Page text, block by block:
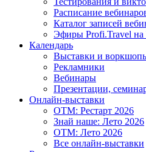
Расписание
Каталог записей
Эфиры Profi.Travel на
Календарь
Выставки и
Рекламники
Вебинары
Презентации,
Онлайн-выставки
OTM: Рестарт 2026
Знай наше: Лето 2026
OTM: Лето 2026
Все онлайн-выставки